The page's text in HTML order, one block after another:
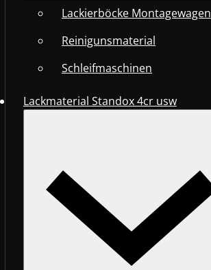
Lackierböcke Montagewagen
Reinigunsmaterial
Schleifmaschinen
Lackmaterial Standox 4cr usw